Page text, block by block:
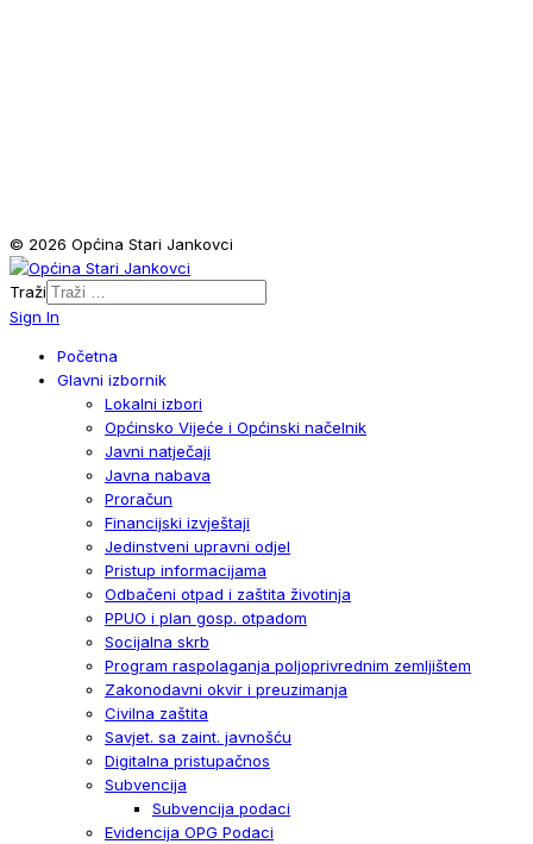
© 2026 Općina Stari Jankovci
Traži
Sign In
Početna
Glavni izbornik
Lokalni izbori
Općinsko Vijeće i Općinski načelnik
Javni natječaji
Javna nabava
Proračun
Financijski izvještaji
Jedinstveni upravni odjel
Pristup informacijama
Odbačeni otpad i zaštita životinja
PPUO i plan gosp. otpadom
Socijalna skrb
Program raspolaganja poljoprivrednim zemljištem
Zakonodavni okvir i preuzimanja
Civilna zaštita
Savjet. sa zaint. javnošću
Digitalna pristupačnos
Subvencija
Subvencija podaci
Evidencija OPG Podaci